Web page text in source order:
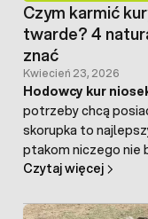
Czym karmić
twarde? 4
znać
Kwiecień 23, 2026
Hodowcy kur
potrzeby chcą
skorupka to
ptakom niczego nie
kur na wybieg
jajko było zdrowe, a
Czytaj więcej